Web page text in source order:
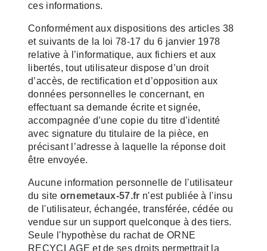
ces informations.
Conformément aux dispositions des articles 38
et suivants de la loi 78-17 du 6 janvier 1978
relative à l’informatique, aux fichiers et aux
libertés, tout utilisateur dispose d’un droit
d’accès, de rectification et d’opposition aux
données personnelles le concernant, en
effectuant sa demande écrite et signée,
accompagnée d’une copie du titre d’identité
avec signature du titulaire de la pièce, en
précisant l’adresse à laquelle la réponse doit
être envoyée.
Aucune information personnelle de l'utilisateur
du site ornemetaux-57.fr n'est publiée à l'insu
de l'utilisateur, échangée, transférée, cédée ou
vendue sur un support quelconque à des tiers.
Seule l'hypothèse du rachat de ORNE
RECYCLAGE et de ses droits permettrait la